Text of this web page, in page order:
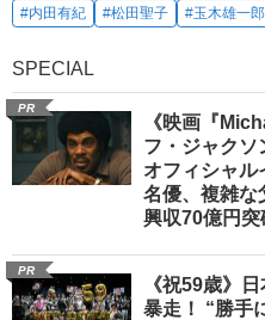
#内田有紀
#松田聖子 #玉木雄一郎
SPECIAL
PR
《映画『
フ・ジャクソ
オフィシャル
名優、複雑な
興収70億円突
PR
《祝59歳》
暴走！ “勝手